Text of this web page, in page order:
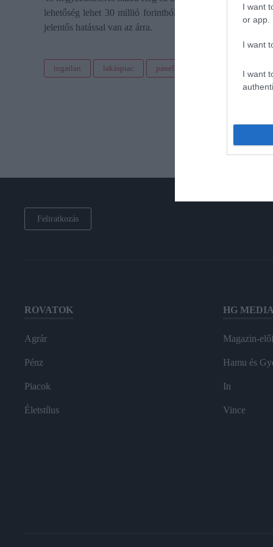
I want
or app.
I want
I want
lehetőség lehet 30 millió forintból. Egyúttal arra is
jelentős hatással van az árra.
ingatlan lakáspiac panellakás
Feliratkozás
ROVATOK
Agrár
Pénz
Piacok
Életstílus
HG MEDIA
Magazin-
Hamu és
In
Vince